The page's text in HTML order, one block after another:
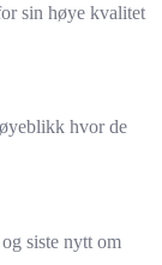
sin høye kvalitet
hvor de
siste nytt om